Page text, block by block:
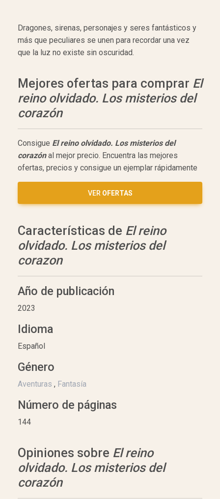
Dragones, sirenas, personajes y seres fantásticos y
más que peculiares se unen para recordar una vez
que la luz no existe sin oscuridad.
Mejores ofertas para comprar El
reino olvidado. Los misterios del
corazón
Consigue El reino olvidado. Los misterios del
corazónal mejor precio. Encuentra las mejores
ofertas, precios y consigue un ejemplar rápidamente
VER OFERTAS
Características de El reino
olvidado. Los misterios del
corazon
Año de publicación
2023
Idioma
Español
Género
Aventuras , Fantasía
Número de páginas
144
Opiniones sobre El reino
olvidado. Los misterios del
corazón